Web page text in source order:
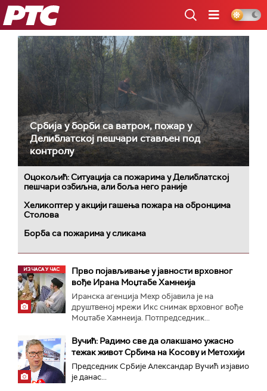
РТС
Србија у борби са ватром, пожар у
Делиблатској пешчари стављен под
контролу
Оцокољић: Ситуација са пожарима у Делиблатској
пешчари озбиљна, али боља него раније
Хеликоптер у акцији гашења пожара на обронцима
Столова
Борба са пожарима у сликама
Прво појављивање у јавности врховног
вође Ирана Моџтабe Хамнеија
Иранска агенција Мехр објавила је на
друштвеној мрежи Икс снимак врховног вође
Моџтабе Хамнеија. Потпредседник...
Вучић: Радимо све да олакшамо ужасно
тежак живот Србима на Косову и Метохији
Председник Србије Александар Вучић изјавио
је данас...